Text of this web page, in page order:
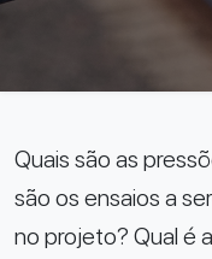
Quais são as
são os ensaios a
no projeto? Qual é